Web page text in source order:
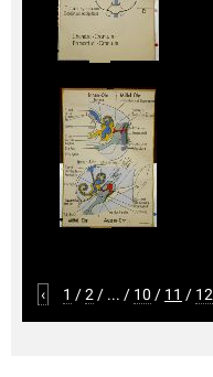
‹ 1 /2 / ... / 10 / 11 / 12